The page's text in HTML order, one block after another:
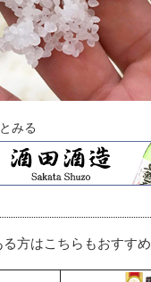
みる
方はこちらもおすすめ